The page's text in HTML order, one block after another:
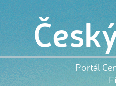
Portál